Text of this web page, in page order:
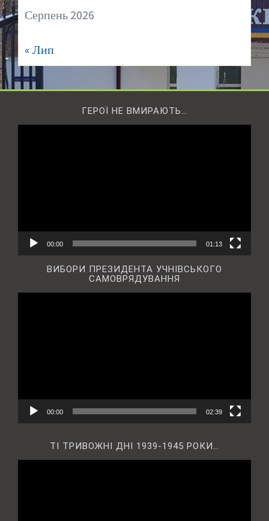
Серпень 2026
« Лип
ГЕРОЇ НЕ ВМИРАЮТЬ…
00:00 01:13
ВИБОРИ ПРЕЗИДЕНТА УЧНІВСЬКОГО
САМОВРЯДУВАННЯ
00:00 02:39
ТІ ТРИВОЖНІ ДНІ 1939-1945 РОКИ…